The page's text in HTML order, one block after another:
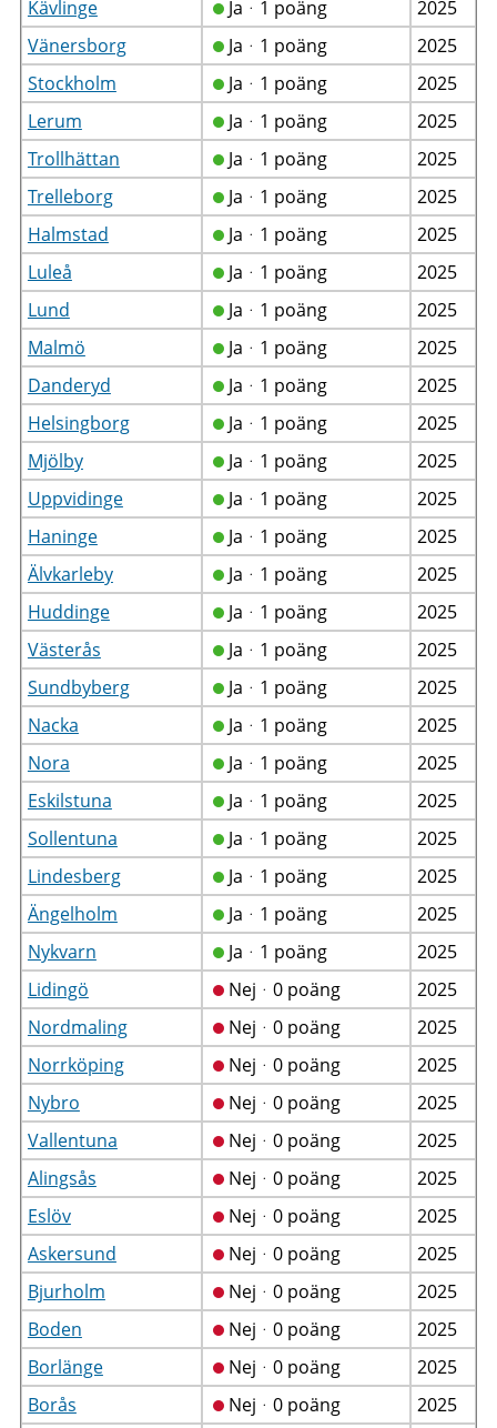
Kävlinge Jaᆞ1 poäng
2025
Vänersborg
Jaᆞ1 poäng
2025
Stockholm
Jaᆞ1 poäng
2025
Lerum
Jaᆞ1 poäng
2025
Trollhättan
Jaᆞ1 poäng
2025
Trelleborg
Jaᆞ1 poäng
2025
Halmstad
Jaᆞ1 poäng
2025
Luleå
Jaᆞ1 poäng
2025
Lund
Jaᆞ1 poäng
2025
Malmö
Jaᆞ1 poäng
2025
Danderyd
Jaᆞ1 poäng
2025
Helsingborg
Jaᆞ1 poäng
2025
Mjölby
Jaᆞ1 poäng
2025
Uppvidinge
Jaᆞ1 poäng
2025
Haninge
Jaᆞ1 poäng
2025
Älvkarleby
Jaᆞ1 poäng
2025
Huddinge
Jaᆞ1 poäng
2025
Västerås
Jaᆞ1 poäng
2025
Sundbyberg
Jaᆞ1 poäng
2025
Nacka
Jaᆞ1 poäng
2025
Nora
Jaᆞ1 poäng
2025
Eskilstuna
Jaᆞ1 poäng
2025
Sollentuna
Jaᆞ1 poäng
2025
Lindesberg
Jaᆞ1 poäng
2025
Ängelholm
Jaᆞ1 poäng
2025
Nykvarn
Jaᆞ1 poäng
2025
Lidingö
Nejᆞ0 poäng
2025
Nordmaling
Nejᆞ0 poäng
2025
Norrköping
Nejᆞ0 poäng
2025
Nybro
Nejᆞ0 poäng
2025
Vallentuna
Nejᆞ0 poäng
2025
Alingsås
Nejᆞ0 poäng
2025
Eslöv
Nejᆞ0 poäng
2025
Askersund
Nejᆞ0 poäng
2025
Bjurholm
Nejᆞ0 poäng
2025
Boden
Nejᆞ0 poäng
2025
Borlänge
Nejᆞ0 poäng
2025
Borås
Nejᆞ0 poäng
2025